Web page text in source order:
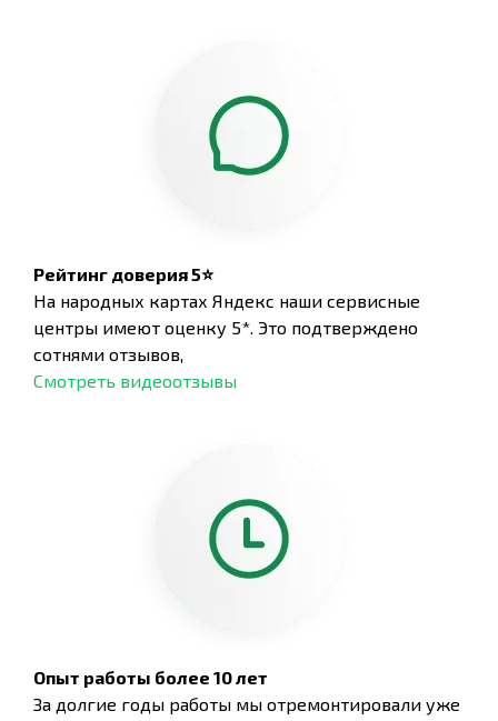
Рейтинг доверия 5⭐
На народных картах Яндекс наши сервисные
центры имеют оценку 5*. Это подтверждено
сотнями отзывов,
Смотреть видеоотзывы
Опыт работы более 10 лет
За долгие годы работы мы отремонтировали уже